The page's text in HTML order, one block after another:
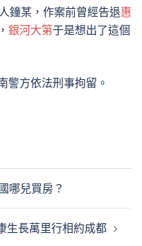
鐘某，作案前曾經告退惠
銀河大第于是想出了這個
警方依法刑事拘留。
哪兒買房？
生長萬里行相約成都